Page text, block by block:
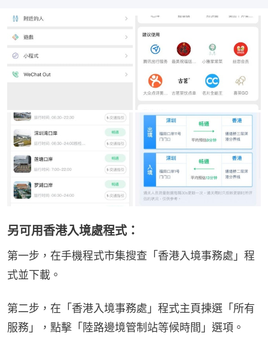
另可用香港入境處程式：
第一步，在手機程式市集搜查「香港入境事務處」程
式並下載。
第二步，在「香港入境事務處」程式主頁揀選「所有
服務」，點擊「陸路邊境管制站等候時間」選項。